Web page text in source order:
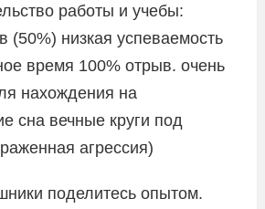
работы и учебы:
(50%) низкая успеваемость
время 100% отрыв. очень
нахождения на
сна вечные круги под
агрессия)
поделитесь опытом.